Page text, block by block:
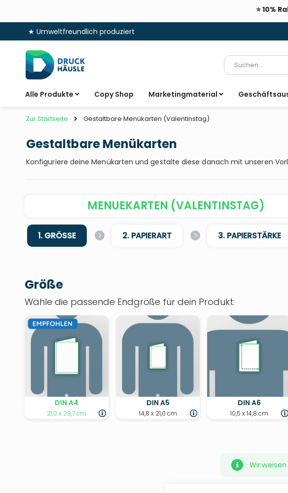
⭐ 10%
★ Umweltfreundlich produziert
Inhalt
springen
Suche
Alle Produkte Copy Shop Marketingmaterial
Zur Startseite Gestaltbare Menükarten (Valentinstag)
Gestaltbare Menükarten
Konfiguriere deine Menükarten und gestalte diese danach mit unseren
MENUEKARTEN (VALENTINSTAG)
1. GRÖSSE 2. PAPIERART 3. PAPIERSTÄRKE
Größe
Wähle die passende Endgröße für dein Produkt:
DIN A4
21,0 x 29,7 cm
DIN A5
14,8 x 21,0 cm
DIN A6
10,5 x 14,8 cm
Wir